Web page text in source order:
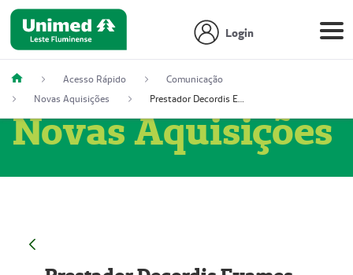
Login
Acesso Rápido
Comunicação
Novas Aquisições
Prestador Decordis Exames Cardiológicos LTDA (51004347-4)
Novas Aquisições